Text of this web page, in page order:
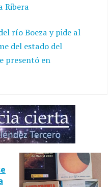
Ribera
río Boeza y pide al
del estado del
presentó en